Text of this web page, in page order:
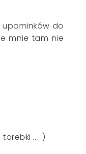
do
mnie tam nie
... :)